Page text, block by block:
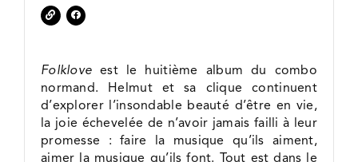
Folklove est le huitième album du combo
normand. Helmut et sa clique continuent
d’explorer l’insondable beauté d’être en vie,
la joie échevelée de n’avoir jamais failli à leur
promesse : faire la musique qu’ils aiment,
aimer la musique qu’ils font. Tout est dans le